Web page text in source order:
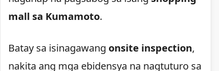
mall sa Kumamoto.
Batay sa isinagawang onsite inspection,
nakita ang mga ebidensya na nagtuturo sa